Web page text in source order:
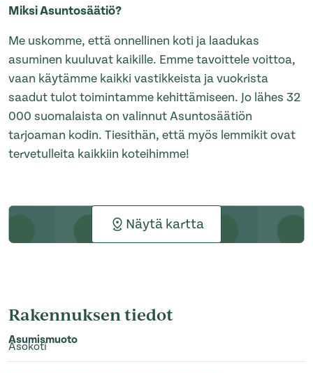
Miksi Asuntosäätiö?
Me uskomme, että onnellinen koti ja laadukas
asuminen kuuluvat kaikille. Emme tavoittele voittoa,
vaan käytämme kaikki vastikkeista ja vuokrista
saadut tulot toimintamme kehittämiseen. Jo lähes 32
000 suomalaista on valinnut Asuntosäätiön
tarjoaman kodin. Tiesithän, että myös lemmikit ovat
tervetulleita kaikkiin koteihimme!
Näytä kartta
Rakennuksen tiedot
Asumismuoto
Asokoti